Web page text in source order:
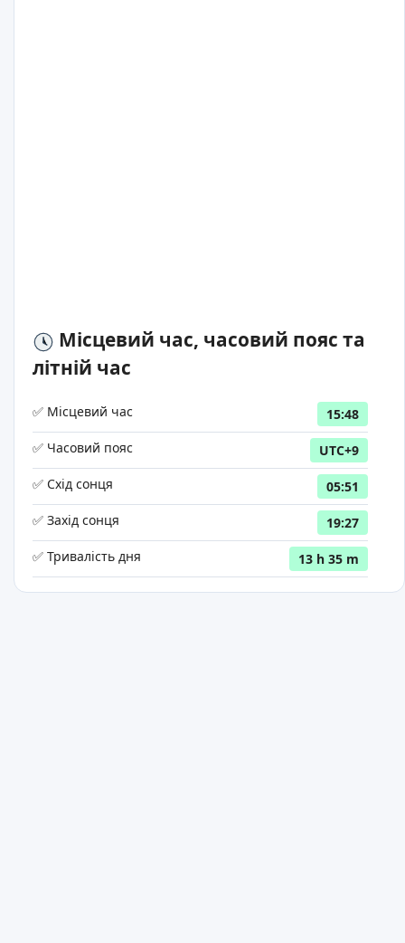
Місцевий час, часовий пояс та
літній час
✅ Місцевий час
15:48
✅ Часовий пояс
UTC+9
✅ Схід сонця
05:51
✅ Захід сонця
19:27
✅ Тривалість дня
13 h 35 m